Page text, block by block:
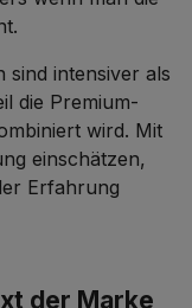
sind intensiver als
die Premium-
wird. Mit
einschätzen,
Erfahrung
der Marke